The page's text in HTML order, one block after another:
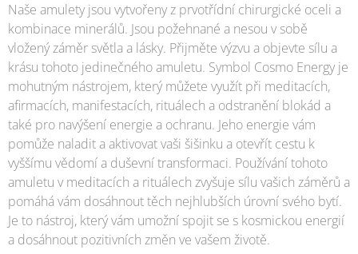
Naše amulety jsou vytvořeny z prvotřídní chirurgické oceli a
kombinace minerálů. Jsou požehnané a nesou v sobě
vložený záměr světla a lásky. Přijměte výzvu a objevte sílu a
krásu tohoto jedinečného amuletu. Symbol Cosmo Energy je
mohutným nástrojem, který můžete využít při meditacích,
afirmacích, manifestacích, rituálech a odstranění blokád a
také pro navýšení energie a ochranu. Jeho energie vám
pomůže naladit a aktivovat vaši šišinku a otevřít cestu k
vyššímu vědomí a duševní transformaci. Používání tohoto
amuletu v meditacích a rituálech zvyšuje sílu vašich záměrů a
pomáhá vám dosáhnout těch nejhlubších úrovní svého bytí.
Je to nástroj, který vám umožní spojit se s kosmickou energií
a dosáhnout pozitivních změn ve vašem životě.